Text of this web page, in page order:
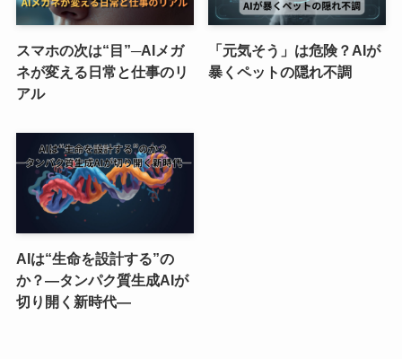
スマホの次は“目”─AIメガ
ネが変える日常と仕事のリ
アル
「元気そう」は危険？AIが
暴くペットの隠れ不調
AIは“生命を設計する”の
か？―タンパク質生成AIが
切り開く新時代―